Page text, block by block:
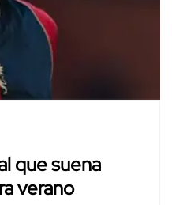
que suena
verano